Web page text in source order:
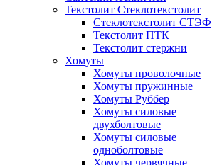
Текстолит Стеклотекстолит
Стеклотекстолит СТЭФ
Текстолит ПТК
Текстолит стержни
Хомуты
Хомуты проволочные
Хомуты пружинные
Хомуты Руббер
Хомуты силовые
двухболтовые
Хомуты силовые
одноболтовые
Хомуты червячные